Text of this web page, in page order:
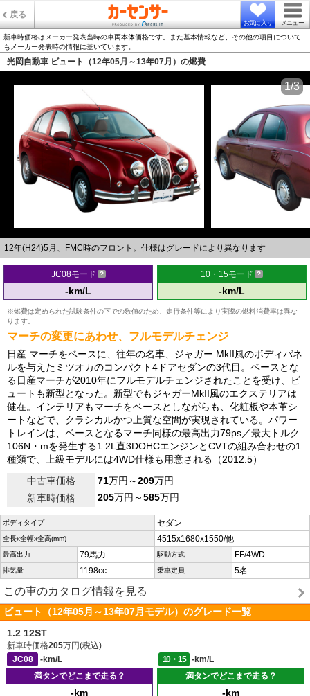
戻る
お気に入り メニュー
新車時価格はメーカー発表当時の車両本体価格です。また基本情報など、その他の項目について
もメーカー発表時の情報に基いています。
光岡自動車 ビュート（12年05月～13年07月）の燃費
12年(H24)5月、FMC時のフロント。仕様はグレードにより異なります
1/3
JC08モード
-km/L
10・15モード
-km/L
※燃費は定められた試験条件の下での数値のため、走行条件等により実際の燃料消費率は異な
ります。
マーチの変更にあわせ、フルモデルチェンジ
日産 マーチをベースに、往年の名車、ジャガー MkII風のボディパネ
ルを与えたミツオカのコンパクト4ドアセダンの3代目。ベースとな
る日産マーチが2010年にフルモデルチェンジされたことを受け、ビ
ュートも新型となった。新型でもジャガーMkII風のエクステリアは
健在。インテリアもマーチをベースとしながらも、化粧板や本革シ
ートなどで、クラシカルかつ上質な空間が実現されている。パワー
トレインは、ベースとなるマーチ同様の最高出力79ps／最大トルク
106N・mを発生する1.2L直3DOHCエンジンとCVTの組み合わせの1
種類で、上級モデルには4WD仕様も用意される（2012.5）
中古車価格
71万円～209万円
新車時価格
205万円～585万円
ボディタイプ セダン
全長x全幅x全高(mm) 4515x1680x1550/他
最高出力 79馬力 駆動方式 FF/4WD
排気量 1198cc 乗車定員 5名
この車のカタログ情報を見る
ビュート（12年05月～13年07月モデル）のグレード一覧
1.2 12ST
新車時価格205万円(税込)
JC08
-km/L 10・15
-km/L
満タンでどこまで走る？
-km
満タンでどこまで走る？
-km